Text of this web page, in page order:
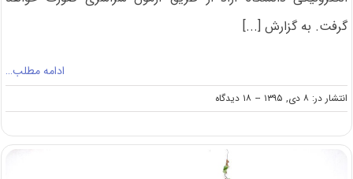
گرفت. به گزارش [...]
ادامه مطلب…
انتشار در: ۸ دی, ۱۳۹۵ -- ۱۸ دیدگاه
on
پذیرش
ارشد